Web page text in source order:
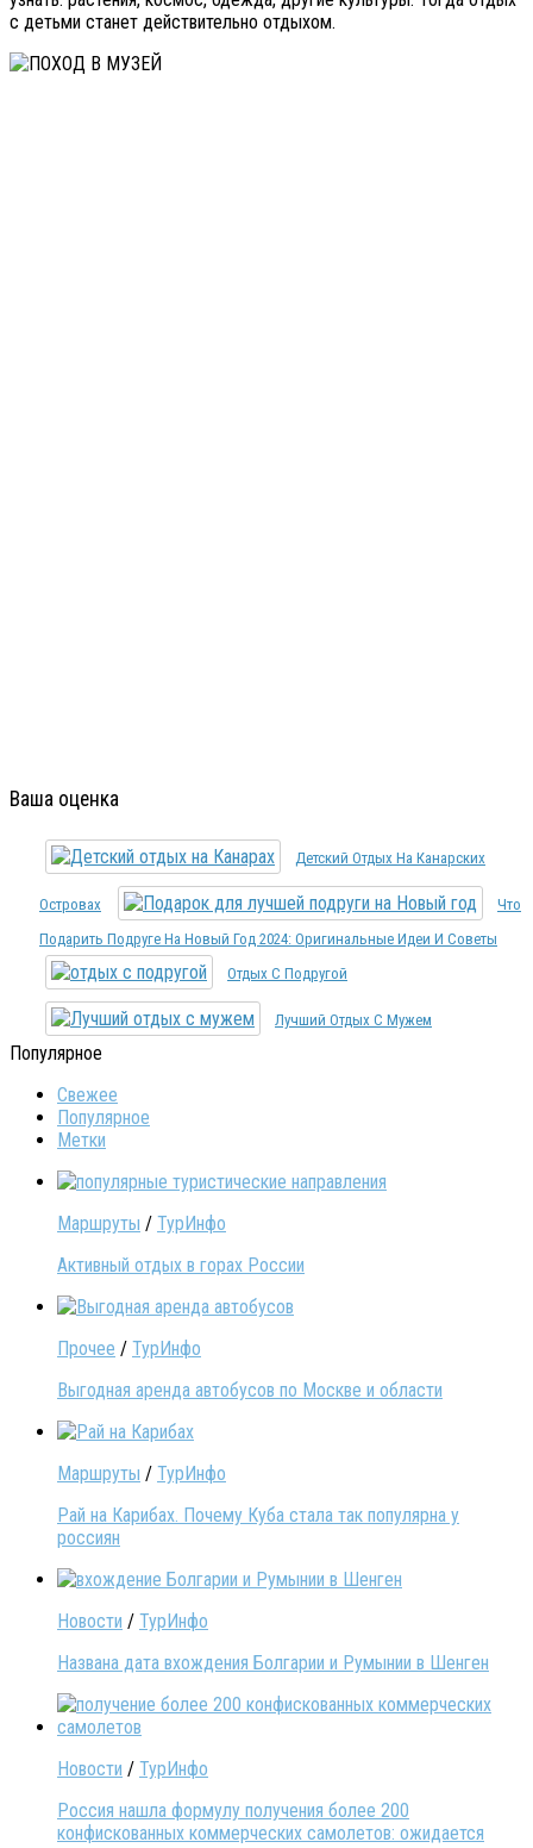
с детьми станет действительно отдыхом.
Ваша оценка
Детский Отдых На Канарских
Островах
Что
Подарить Подруге На Новый Год 2024: Оригинальные Идеи И Советы
Отдых С Подругой
Лучший Отдых С Мужем
Популярное
Свежее
Популярное
Метки
Маршруты / ТурИнфо
Активный отдых в горах России
Прочее / ТурИнфо
Выгодная аренда автобусов по Москве и области
Маршруты / ТурИнфо
Рай на Карибах. Почему Куба стала так популярна у
россиян
Новости / ТурИнфо
Названа дата вхождения Болгарии и Румынии в Шенген
Новости / ТурИнфо
Россия нашла формулу получения более 200
конфискованных коммерческих самолетов: ожидается